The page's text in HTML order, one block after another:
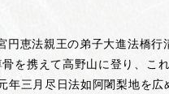
恵法親王の弟子大進法橋
を携えて高野山に登り、こ
年三月尽日法如阿闍梨地を広